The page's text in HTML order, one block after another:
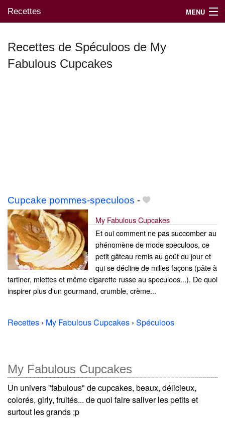
Recettes MENU
Mes blogs préférés
Recettes de Spéculoos de My
Fabulous Cupcakes
Cupcake pommes-speculoos -
My Fabulous Cupcakes
Et oui comment ne pas succomber au
phénomène de mode speculoos, ce
petit gâteau remis au goût du jour et
qui se décline de milles façons (pâte à
tartiner, miettes et même cigarette russe au speculoos...). De quoi
inspirer plus d'un gourmand, crumble, crème...
Recettes › My Fabulous Cupcakes › Spéculoos
My Fabulous Cupcakes
Un univers "fabulous" de cupcakes, beaux, délicieux,
colorés, girly, fruités... de quoi faire saliver les petits et
surtout les grands ;p